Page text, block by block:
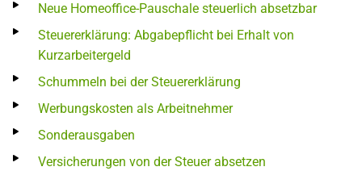
Neue Homeoffice-Pauschale steuerlich absetzbar
Steuererklärung: Abgabepflicht bei Erhalt von
Kurzarbeitergeld
Schummeln bei der Steuererklärung
Werbungskosten als Arbeitnehmer
Sonderausgaben
Versicherungen von der Steuer absetzen